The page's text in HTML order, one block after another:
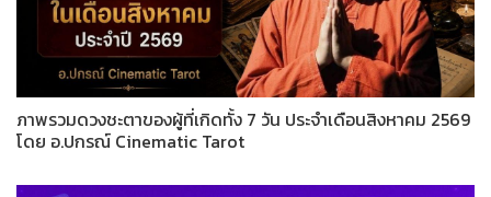
ภาพรวมดวงชะตาของผู้ที่เกิดทั้ง 7 วัน ประจำเดือนสิงหาคม 2569
โดย อ.ปกรณ์ Cinematic Tarot